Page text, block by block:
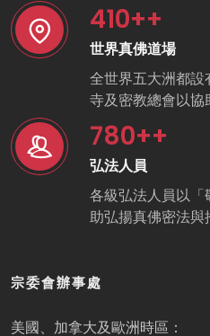
410++
世界真佛道場
全世界五大洲都設
寺及密教總會以協
780++
弘法人員
各級弘法人員以「
助弘揚真佛密法與
宗委會辦事處
美國、加拿大及歐洲時區：